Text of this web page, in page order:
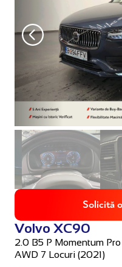
Solicită
Volvo XC90
2.0 B5 P Momentum
AWD 7 Locuri (2021)